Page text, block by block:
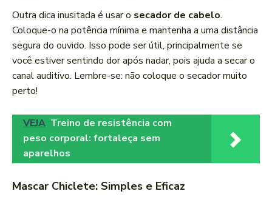
Outra dica inusitada é usar o secador de cabelo.
Coloque-o na potência mínima e mantenha a uma distância
segura do ouvido. Isso pode ser útil, principalmente se
você estiver sentindo dor após nadar, pois ajuda a secar o
canal auditivo. Lembre-se: não coloque o secador muito
perto!
VEJA Treino de resistência com
peso corporal: fortaleça sem
aparelhos
Mascar Chiclete: Simples e Eficaz